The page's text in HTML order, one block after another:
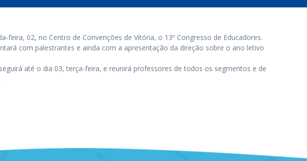
feira, 02, no Centro de Convenções de Vitória, o 13º Congresso de Educadores.
com palestrantes e ainda com a apresentação da direção sobre o ano letivo
até o dia 03, terça-feira, e reunirá professores de todos os segmentos e de